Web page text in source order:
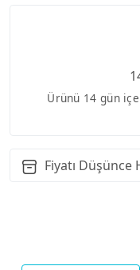
Ürünü 14 gün
Fiyatı Düşünce